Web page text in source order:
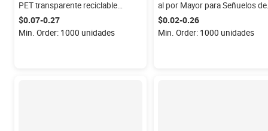
PET transparente reciclable
embalaje en blíster personalizado
para Señuelos de Pesca blandos
$0.07-0.27
Min. Order: 1000 unidades
al por Mayor para Señuelos de
Pesca, Cajas de Aparejos de
Pesca, Empaque de Blíster
Señuelos de Pesca
$0.02-0.26
Min. Order: 1000 unidades